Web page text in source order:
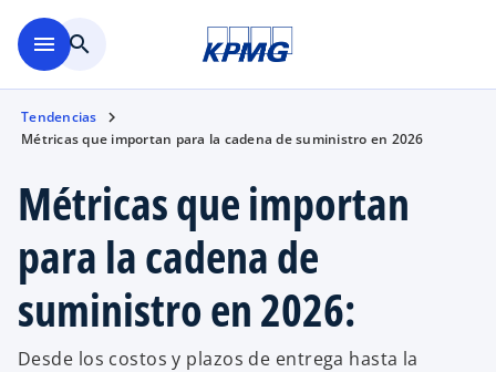
menu search
Tendencias
Métricas que importan para la cadena de suministro en 2026
Métricas que importan
para la cadena de
suministro en 2026:
Desde los costos y plazos de entrega hasta la